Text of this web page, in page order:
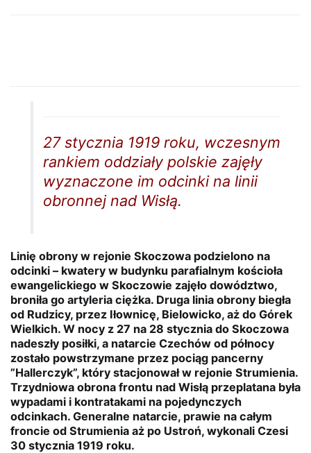
27 stycznia 1919 roku, wczesnym
rankiem oddziały polskie zajęły
wyznaczone im odcinki na linii
obronnej nad Wisłą.
Linię obrony w rejonie Skoczowa podzielono na
odcinki – kwatery w budynku parafialnym kościoła
ewangelickiego w Skoczowie zajęło dowództwo,
broniła go artyleria ciężka. Druga linia obrony biegła
od Rudzicy, przez Iłownicę, Bielowicko, aż do Górek
Wielkich. W nocy z 27 na 28 stycznia do Skoczowa
nadeszły posiłki, a natarcie Czechów od północy
zostało powstrzymane przez pociąg pancerny
”Hallerczyk”, który stacjonował w rejonie Strumienia.
Trzydniowa obrona frontu nad Wisłą przeplatana była
wypadami i kontratakami na pojedynczych
odcinkach. Generalne natarcie, prawie na całym
froncie od Strumienia aż po Ustroń, wykonali Czesi
30 stycznia 1919 roku.